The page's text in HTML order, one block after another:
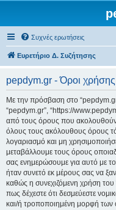
Συχνές ερωτήσεις
Ευρετήριο Δ. Συζήτησης
pepdym.gr - Όροι χρήσης
Με την πρόσβαση στο “pepdym.gr”
“pepdym.gr”, “https://
από τους όρους που ακολουθούν.
όλους τους ακόλουθους όρους
λογαριασμό και μη
μεταβάλλουμε τους όρους
σας ενημερώσουμε για αυτό με
ήταν συνετό εκ μέρους σας να
καθώς η συνεχιζόμενη χρήση του
πως δέχεστε ότι δεσμεύεστε
και/ή τροποποιημένη μορφή των